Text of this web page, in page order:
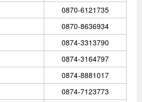
0870-6121735
0870-8636934
0874-3313790
0874-3164797
0874-8881017
0874-7123773